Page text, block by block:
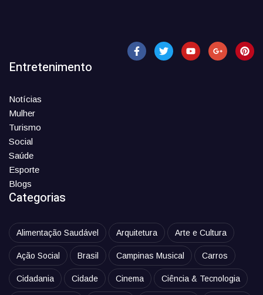
Entretenimento
Notícias
Mulher
Turismo
Social
Saúde
Esporte
Blogs
Categorias
Alimentação Saudável Arquitetura Arte e Cultura
Ação Social Brasil Campinas Musical Carros
Cidadania Cidade Cinema Ciência & Tecnologia